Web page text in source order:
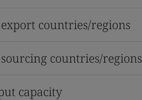
countries/regions
countries/regions
capacity